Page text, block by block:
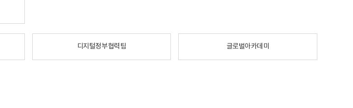
디지털정부협력팀 글로벌아카데미